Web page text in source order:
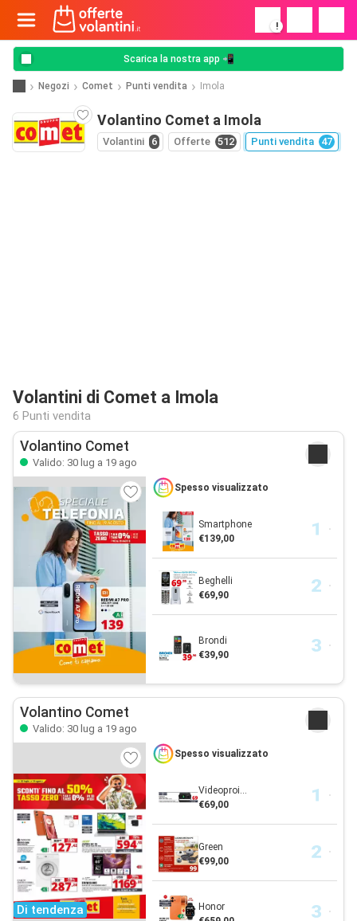
!
Scarica la nostra app 📲
Negozi Comet Punti vendita Imola
Volantino Comet a Imola
Volantini 6 Offerte 512 Punti vendita 47
Volantini di Comet a Imola
6 Punti vendita
Volantino Comet
Valido: 30 lug a 19 ago
Spesso visualizzato
Smartphone
€139,00
Beghelli
€69,90
Brondi
€39,90
Volantino Comet
Valido: 30 lug a 19 ago
Di tendenza
Spesso visualizzato
Videoproi...
€69,00
Green
€99,00
Honor